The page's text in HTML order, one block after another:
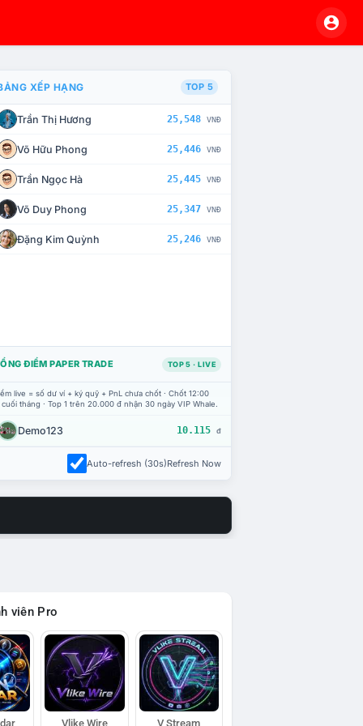
CHẾ TÀI XỬ LÝ VI PHẠM
XẾP HẠNG TOP 5
Trần Thị Hương 25,548 VNĐ
Võ Hữu Phong 25,446 VNĐ
Trần Ngọc Hà 25,445 VNĐ
Võ Duy Phong 25,347 VNĐ
Đặng Kim Quỳnh 25,246 VNĐ
ĐIỂM PAPER TRADE TOP 5 · LIVE
live = số dư ví + ký quỹ + PnL chưa chốt · Chốt 12:00
tháng · Top 1 trên 20.000 đ nhận 30 ngày VIP Whale.
Demo123 10.115 đ
Auto-refresh (30s)Refresh Now
viên Pro
Vlike Wire V Stream